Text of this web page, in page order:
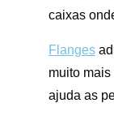
caixas
Flanges
muito
ajuda as